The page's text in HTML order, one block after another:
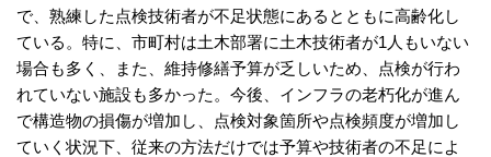
で、熟練した点検技術者が不足状態にあるとともに高齢化し
ている。特に、市町村は土木部署に土木技術者が1人もいない
場合も多く、また、維持修繕予算が乏しいため、点検が行わ
れていない施設も多かった。今後、インフラの老朽化が進ん
で構造物の損傷が増加し、点検対象箇所や点検頻度が増加し
ていく状況下、従来の方法だけでは予算や技術者の不足によ